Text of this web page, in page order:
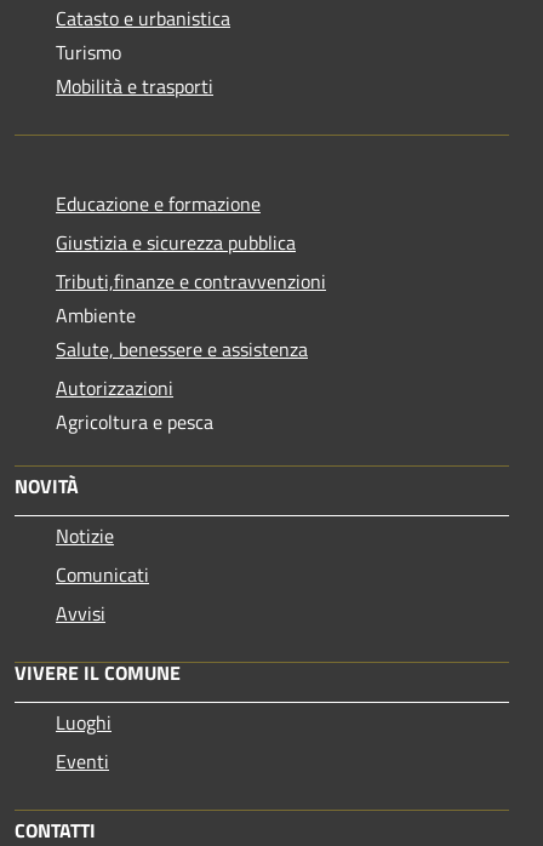
Catasto e urbanistica
Turismo
Mobilità e trasporti
Educazione e formazione
Giustizia e sicurezza pubblica
Tributi,finanze e contravvenzioni
Ambiente
Salute, benessere e assistenza
Autorizzazioni
Agricoltura e pesca
NOVITÀ
Notizie
Comunicati
Avvisi
VIVERE IL COMUNE
Luoghi
Eventi
CONTATTI